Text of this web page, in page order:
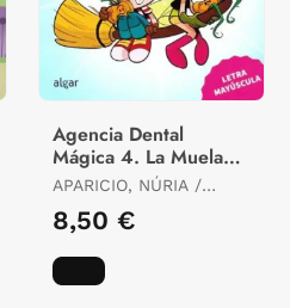
Agencia Dental
Mágica 4. La Muela
de la Bruja
APARICIO, NÚRIA /
8,50 €